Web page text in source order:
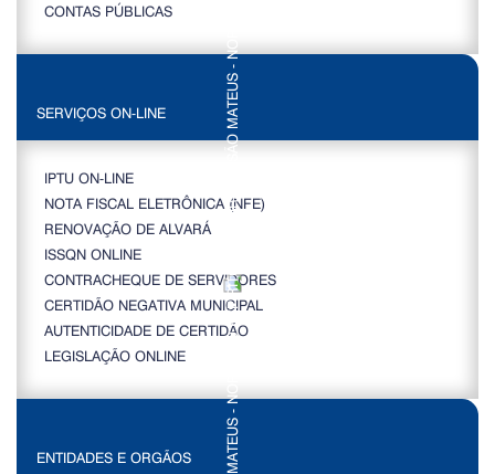
CONTAS PÚBLICAS
SERVIÇOS ON-LINE
IPTU ON-LINE
NOTA FISCAL ELETRÔNICA (NFE)
RENOVAÇÃO DE ALVARÁ
ISSQN ONLINE
CONTRACHEQUE DE SERVIDORES
CERTIDÃO NEGATIVA MUNICIPAL
AUTENTICIDADE DE CERTIDÃO
LEGISLAÇÃO ONLINE
ENTIDADES E ORGÃOS